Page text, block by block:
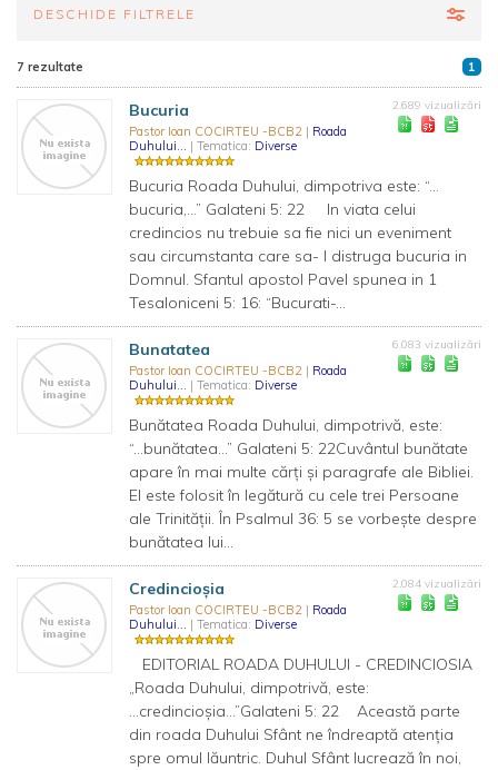
DESCHIDE FILTRELE
7 rezultate 1
Bucuria
Pastor Ioan COCIRTEU -BCB2 | Roada
Duhului... | Tematica: Diverse
2.689 vizualizări
Bucuria Roada Duhului, dimpotriva este: “…
bucuria,…” Galateni 5: 22 In viata celui
credincios nu trebuie sa fie nici un eveniment
sau circumstanta care sa- I distruga bucuria in
Domnul. Sfantul apostol Pavel spunea in 1
Tesaloniceni 5: 16: “Bucurati-...
Bunatatea
Pastor Ioan COCIRTEU -BCB2 | Roada
Duhului... | Tematica: Diverse
6.083 vizualizări
Bunătatea Roada Duhului, dimpotrivă, este:
“...bunătatea...” Galateni 5: 22Cuvântul bunătate
apare în mai multe cărţi şi paragrafe ale Bibliei.
El este folosit în legătură cu cele trei Persoane
ale Trinităţii. În Psalmul 36: 5 se vorbeşte despre
bunătatea lui...
Credincioşia
Pastor Ioan COCIRTEU -BCB2 | Roada
Duhului... | Tematica: Diverse
2.084 vizualizări
EDITORIAL ROADA DUHULUI - CREDINCIOSIA
„Roada Duhului, dimpotrivă, este:
...credincioşia...”Galateni 5: 22 Această parte
din roada Duhului Sfânt ne îndreaptă atenţia
spre omul lăuntric. Duhul Sfânt lucrează în noi,